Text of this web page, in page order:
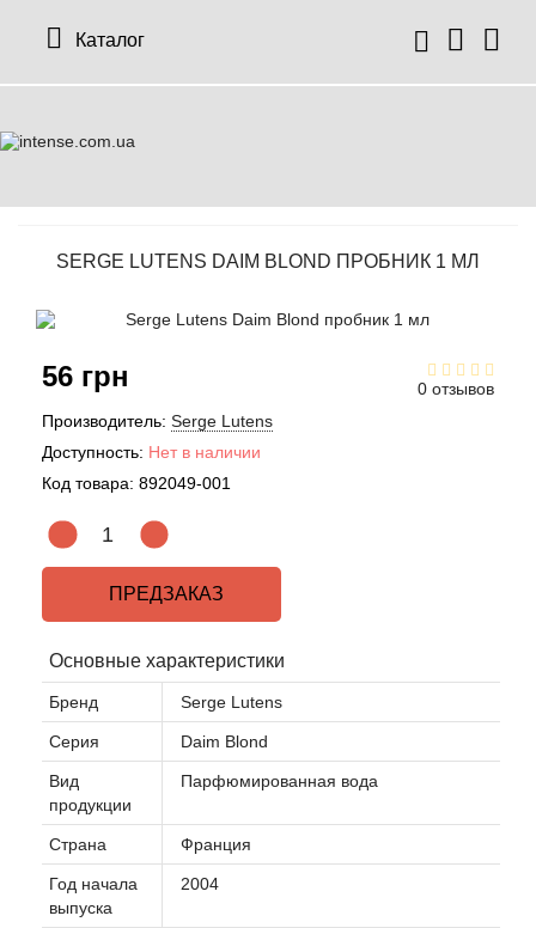
Каталог
SERGE LUTENS DAIM BLOND ПРОБНИК 1 МЛ
0 отзывов
56 грн
Производитель: Serge Lutens
Доступность: Нет в наличии
Код товара: 892049-001
ПРЕДЗАКАЗ
Основные характеристики
Бренд Serge Lutens
Серия Daim Blond
Вид
продукции
Парфюмированная вода
Страна Франция
Год начала
выпуска
2004
Abercrombie Fitch
Absolument Parfumeur
Acca Kappa
Acqua di Parma
Acqua di Sardegna
Adidas
Aedes de Venustas
Aerin Lauder
Affinessence
Aкции
Контакты
Статьи